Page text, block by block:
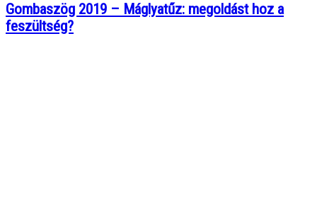
Gombaszög 2019 – Máglyatűz: megoldást hoz a
feszültség?